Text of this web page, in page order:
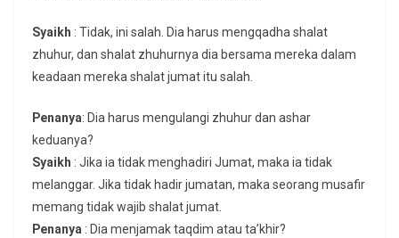
Syaikh : Tidak, ini salah. Dia harus mengqadha shalat
zhuhur, dan shalat zhuhurnya dia bersama mereka dalam
keadaan mereka shalat jumat itu salah.
Penanya: Dia harus mengulangi zhuhur dan ashar
keduanya?
Syaikh : Jika ia tidak menghadiri Jumat, maka ia tidak
melanggar. Jika tidak hadir jumatan, maka seorang musafir
memang tidak wajib shalat jumat.
Penanya : Dia menjamak taqdim atau ta’khir?